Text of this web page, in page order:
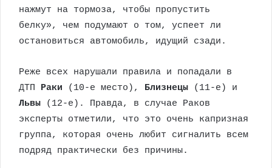
нажмут на тормоза, чтобы пропустить
белку», чем подумают о том, успеет ли
остановиться автомобиль, идущий сзади.
Реже всех нарушали правила и попадали в
ДТП Раки (10-е место), Близнецы (11-е) и
Львы (12-е). Правда, в случае Раков
эксперты отметили, что это очень капризная
группа, которая очень любит сигналить всем
подряд практически без причины.